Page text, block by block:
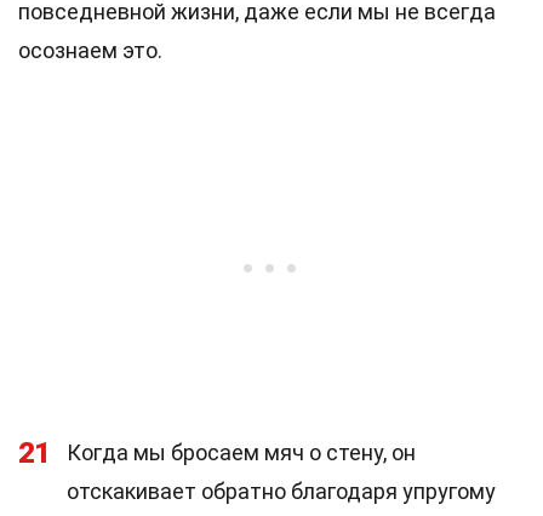
повседневной жизни, даже если мы не всегда
осознаем это.
21
Когда мы бросаем мяч о стену, он
отскакивает обратно благодаря упругому